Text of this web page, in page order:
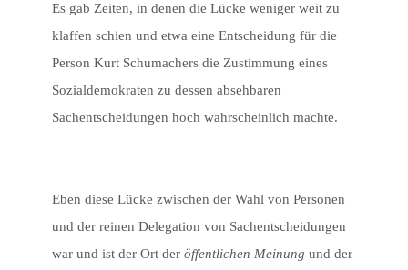
Es gab Zeiten, in denen die Lücke weniger weit zu
klaffen schien und etwa eine Entscheidung für die
Person Kurt Schumachers die Zustimmung eines
Sozialdemokraten zu dessen absehbaren
Sachentscheidungen hoch wahrscheinlich machte.
Eben diese Lücke zwischen der Wahl von Personen
und der reinen Delegation von Sachentscheidungen
war und ist der Ort deröffentlichen Meinungund der